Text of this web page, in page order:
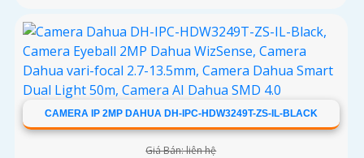
CAMERA IP 2MP DAHUA DH-IPC-HDW3249T-ZS-IL-BLACK
Giá Bán: liên hệ